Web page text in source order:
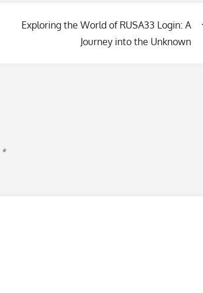
Exploring the World of RUSA33 Login: A
Journey into the Unknown
*